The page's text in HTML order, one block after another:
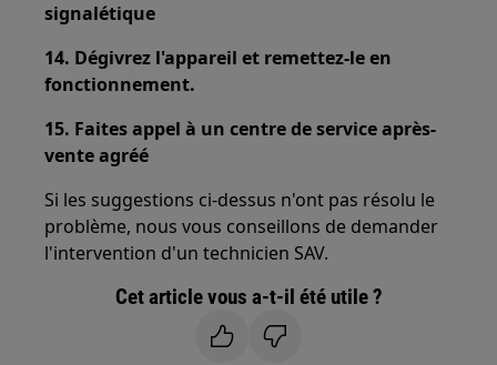
signalétique
14. Dégivrez l'appareil et remettez-le en
fonctionnement.
15. Faites appel à un centre de service après-
vente agréé
Si les suggestions ci-dessus n'ont pas résolu le
problème, nous vous conseillons de demander
l'intervention d'un technicien SAV.
Cet article vous a-t-il été utile ?